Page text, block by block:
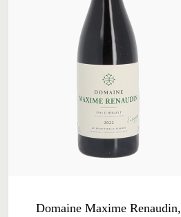
Domaine Maxime Renaudin,